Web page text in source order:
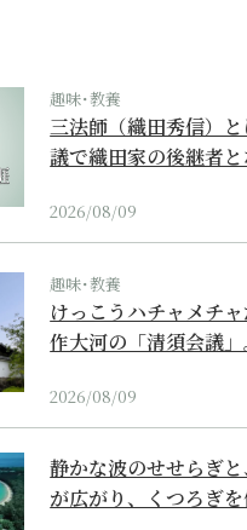
趣味･教養
三法師（織田秀信）
議で織田家の後継者
2026/08/09
趣味･教養
けっこうハチャメチ
作大河の「清須会議
2026/08/09
静かな波のせせらぎ
が広がり、くつろぎ